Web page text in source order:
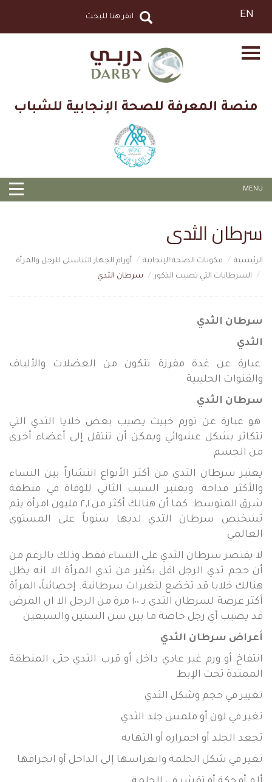
EN
منصة المعرفة للصحة الإنجابية للشباب
MENU
سرطان الثدي
الرئيسية مكونات الصحة الإنجابية
أورام الجهاز التناسلي للرجل والمرأة
السرطانات التي تصيب الذكور
سرطان الثدي
سرطان الثدي
الثدي
عبارة عن غدة مفرزة تتكون من العضلات والألياف
والقنوات الحليبية
سرطان الثدي
هو عبارة عن تورم خبيث يصيب بعض خلايا الثدي التي
تتكاثر بشكل عشوائي ويمكن أن تنتقل إلى أعضاء أخرى
من الجسم
يعتبر سرطان الثدي من أكثر الأنواع انتشاراً بين النساء
والأكثر فداحة. ويعتبر السبب الثاني للوفاة في منطقة
شرق المتوسط. كما أن هنالك أكثر من ٢,١ مليون امرأة يتم
تشخيص سرطان الثدي لديها سنوياً على المستوى
العالمي
لا يقتصر سرطان الثدي على النساء فقط، وذلك بالرغم من
أن حجم ثدي الرجل اقل بكثير من ثدي المرأة الا انه يظل
هنالك خلايا قد تخضع لتغيرات سرطانية. إحصائياً، المرأة
أكثر عرضة لسرطان الثدي بـ ١٠٠ مرة من الرجل الا ان المرض
قد يصيب أي رجل خاصة ما بين سن الستين والسبعين
أعراض سرطان الثدي
انتفاخ أو ورم غير عادي داخل أو قرب الثدي حتى المنطقة
الممتدة تحت الإبط
تغيير في حجم وشكل الثدي
تغير في لون أو ملمس جلد الثدي
تجعد الجلد أو احمراره أو التهابه
تغير في شكل الحلمة وانغراسها إلى الداخل أو انحرافها